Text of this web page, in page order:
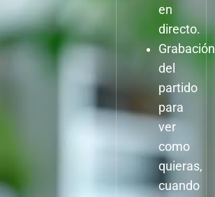
en
directo.
Grabación
del
partido
para
ver
como
quieras,
cuando